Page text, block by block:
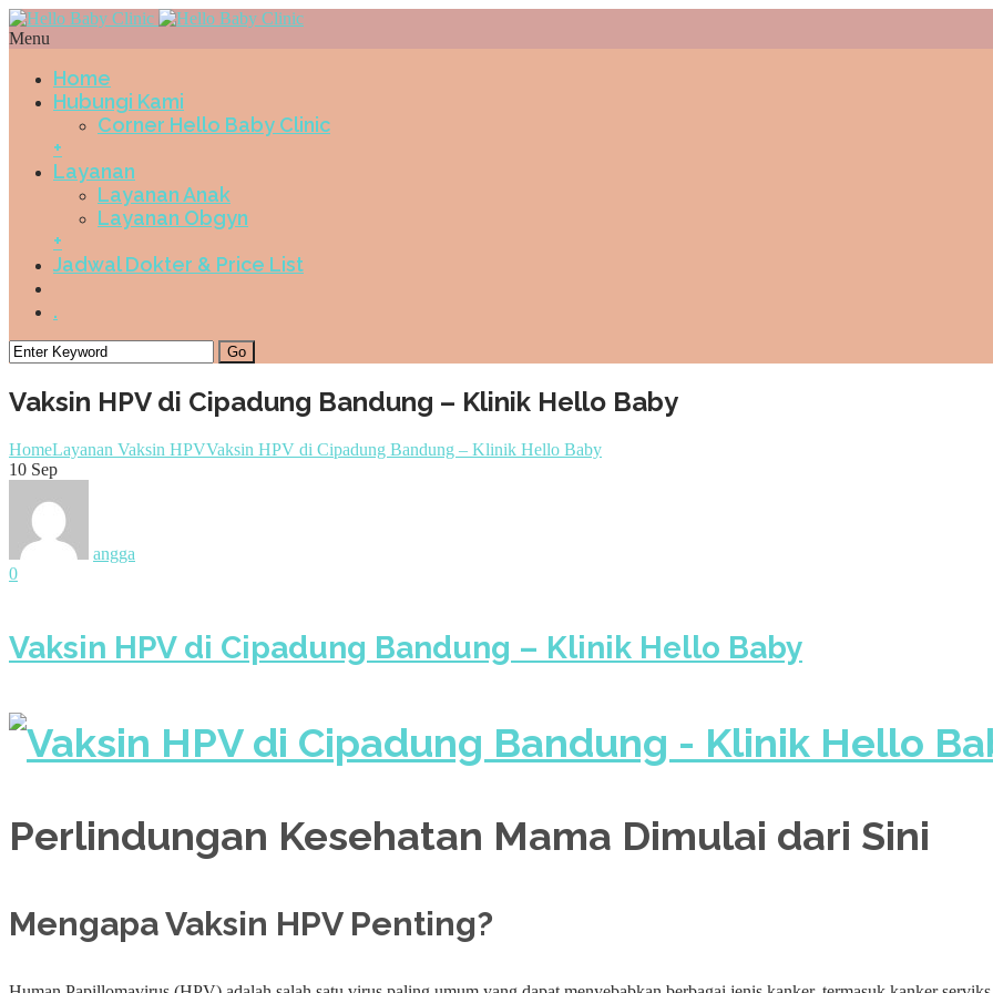
Menu
Home
Hubungi Kami
Corner Hello Baby Clinic
+
Layanan
Layanan Anak
Layanan Obgyn
+
Jadwal Dokter & Price List
.
Vaksin HPV di Cipadung Bandung – Klinik Hello Baby
HomeLayanan Vaksin HPVVaksin HPV di Cipadung Bandung – Klinik Hello Baby
10 Sep
angga
0
Vaksin HPV di Cipadung Bandung – Klinik Hello Baby
Perlindungan Kesehatan Mama Dimulai dari Sini
Mengapa Vaksin HPV Penting?